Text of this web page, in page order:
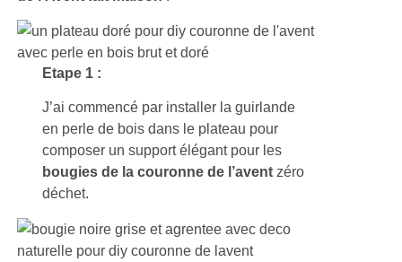
Etape 1 :
J’ai commencé par installer la guirlande
en perle de bois dans le plateau pour
composer un support élégant pour les
bougies de la couronne de l’aventzéro
déchet.